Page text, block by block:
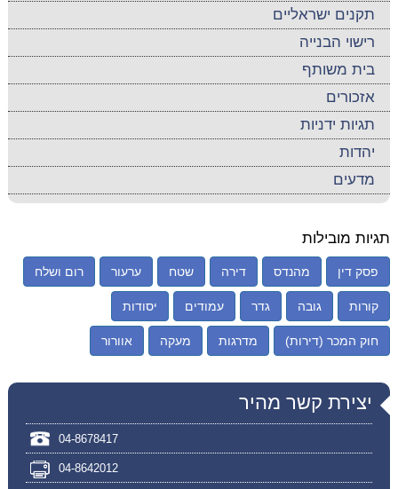
תקנים ישראליים
רישוי הבנייה
בית משותף
אזכורים
תגיות ידניות
יהדות
מדעים
תגיות מובילות
פסק דין מהנדס דירה שטח ערעור רום ושלח
קורות גובה גדר עמודים יסודות
חוק המכר (דירות) מדרגות מעקה אוורור
יצירת קשר מהיר
04-8678417
04-8642012